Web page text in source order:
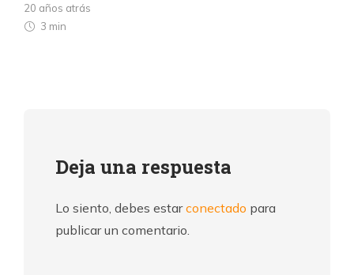
20 años atrás
3 min
Deja una respuesta
Lo siento, debes estarconectado para
publicar un comentario.